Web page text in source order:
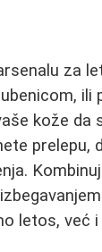
za
ili
kože da
prelepu,
letos, već